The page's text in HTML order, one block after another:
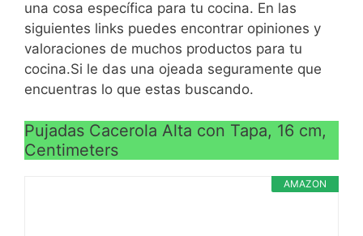
rápida y uniforme hasta
los bordes
Apta para inducción y
todo tipo de cocinas
CARACTERÍSTICAS
>
una cosa específica para tu cocina. En las
siguientes links puedes encontrar opiniones y
valoraciones de muchos productos para tu
cocina.Si le das una ojeada seguramente que
encuentras lo que estas buscando.
Pujadas Cacerola Alta con Tapa, 16 cm,
Centimeters
AMAZON